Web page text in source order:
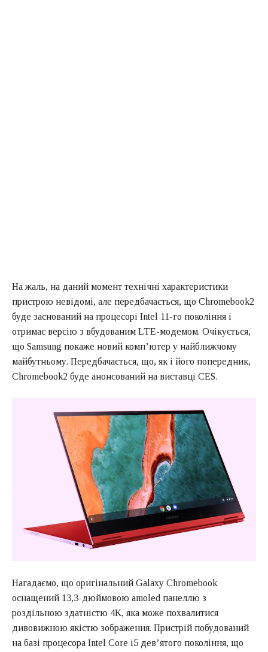
На жаль, на даний момент технічні характеристики
пристрою невідомі, але передбачається, що Chromebook2
буде заснований на процесорі Intel 11-го покоління і
отримає версію з вбудованим LTE-модемом. Очікується,
що Samsung покаже новий комп’ютер у найближчому
майбутньому. Передбачається, що, як і його попередник,
Chromebook2 буде анонсований на виставці CES.
Нагадаємо, що оригінальний Galaxy Chromebook
оснащений 13,3-дюймовою amoled панеллю з
роздільною здатністю 4K, яка може похвалитися
дивовижною якістю зображення. Пристрій побудований
на базі процесора Intel Core i5 дев’ятого покоління, що